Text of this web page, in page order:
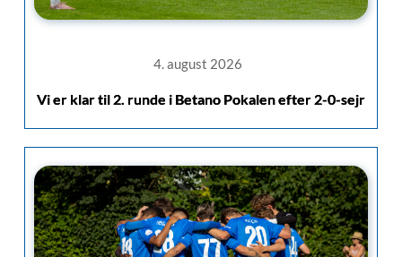
4. august 2026
Vi er klar til 2. runde i Betano Pokalen efter 2-0-sejr